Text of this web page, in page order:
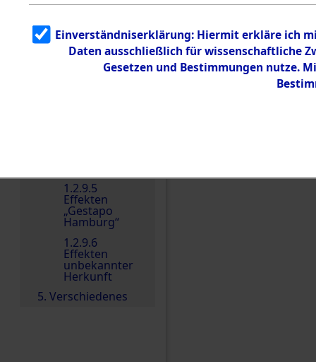
Dokument
e
1.2.9.5
Effekten
„Gestapo
Hamburg“
1.2.9.6
Effekten
unbekannter
Herkunft
5. Verschiedenes
Einverständniserklärung: Hiermit erkläre ich
Daten ausschließlich für wissenschaftliche
Gesetzen und Bestimmungen nutze.